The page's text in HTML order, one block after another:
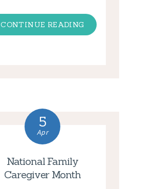
CONTINUE READING
5
Apr
National Family
Caregiver Month